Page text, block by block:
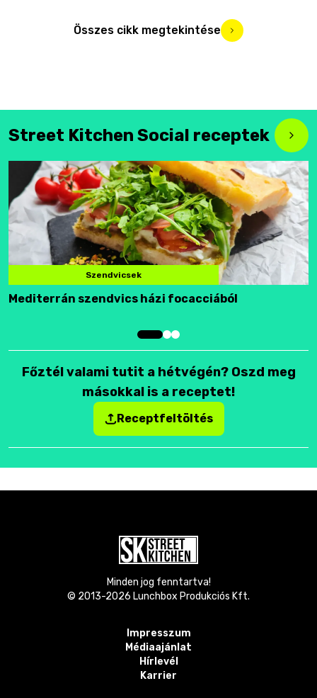
Összes cikk megtekintése
Street Kitchen Social receptek
Szendvicsek
Mediterrán szendvics házi focacciából
Főztél valami tutit a hétvégén? Oszd meg
másokkal is a receptet!
Receptfeltöltés
Minden jog fenntartva!
© 2013-2026 Lunchbox Produkciós Kft.
Impresszum
Médiaajánlat
Hírlevél
Karrier